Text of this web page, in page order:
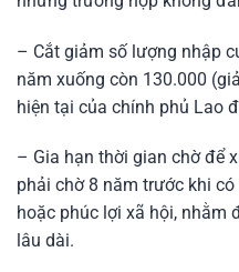
– Cắt giảm số lượng nhập
năm xuống còn 130.000
hiện tại của chính phủ Lao
– Gia hạn thời gian chờ để
phải chờ 8 năm trước khi
hoặc phúc lợi xã hội, nhằm
lâu dài.